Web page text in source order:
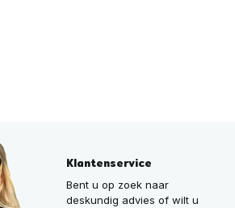
Klantenservice
Bent u op zoek naar
deskundig advies of wilt u